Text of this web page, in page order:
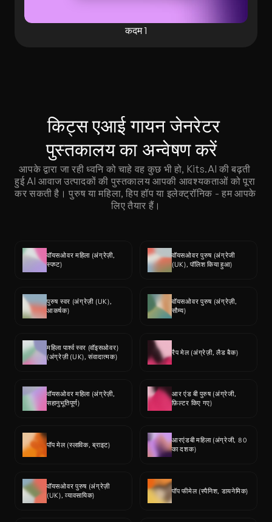
कदम 1
किट्स एआई गायन जेनरेटर
पुस्तकालय का अन्वेषण करें
आपके द्वारा जा रही ध्वनि को चाहे वह कुछ भी हो, Kits.AI की बढ़ती
हुई AI आवाज उत्पादकों की पुस्तकालय आपकी आवश्यकताओं को पूरा
कर सकती है। पुरुष या महिला, हिप हॉप या इलेक्ट्रॉनिक - हम आपके
लिए तैयार हैं।
वॉयसओवर महिला (अंग्रेज़ी,
स्पष्ट)
वॉयसओवर पुरुष (अंग्रेजी
(UK), पॉलिश किया हुआ)
पुरुष स्वर (अंग्रेज़ी (UK),
आकर्षक)
वॉयसओवर पुरुष (अंग्रेज़ी,
सौम्य)
महिला पार्श्व स्वर (वॉइसओवर)
(अंग्रेज़ी (UK), संवादात्मक)
रैप मेल (अंग्रेज़ी, लैड बैक)
वॉयसओवर महिला (अंग्रेज़ी,
सहानुभूतिपूर्ण)
आर एंड बी पुरुष (अंग्रेजी,
फ़िल्टर किए गए)
पॉप मेल (स्लाविक, ब्राइट)
आरएंडबी महिला (अंग्रेजी, 80
का दशक)
वॉयसओवर पुरुष (अंग्रेज़ी
(UK), व्यावसायिक)
पॉप फीमेल (स्पैनिश, डायनेमिक)